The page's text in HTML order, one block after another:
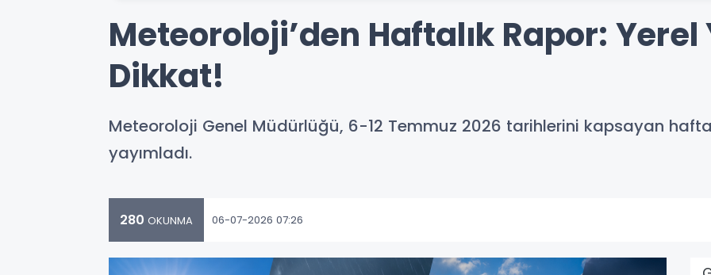
Meteoroloji’den Haftalık Rapor: Yerel
Dikkat!
Meteoroloji Genel Müdürlüğü, 6-12 Temmuz 2026 tarihlerini kapsayan
yayımladı.
280 OKUNMA 06-07-2026 07:26